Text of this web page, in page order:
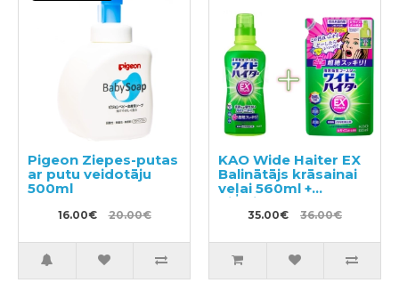
Pigeon Ziepes-putas
ar putu veidotāju
500ml
16.00€ 20.00€
KAO Wide Haiter EX
Balinātājs krāsainai
veļai 560ml +
pildviela 820ml
35.00€ 36.00€